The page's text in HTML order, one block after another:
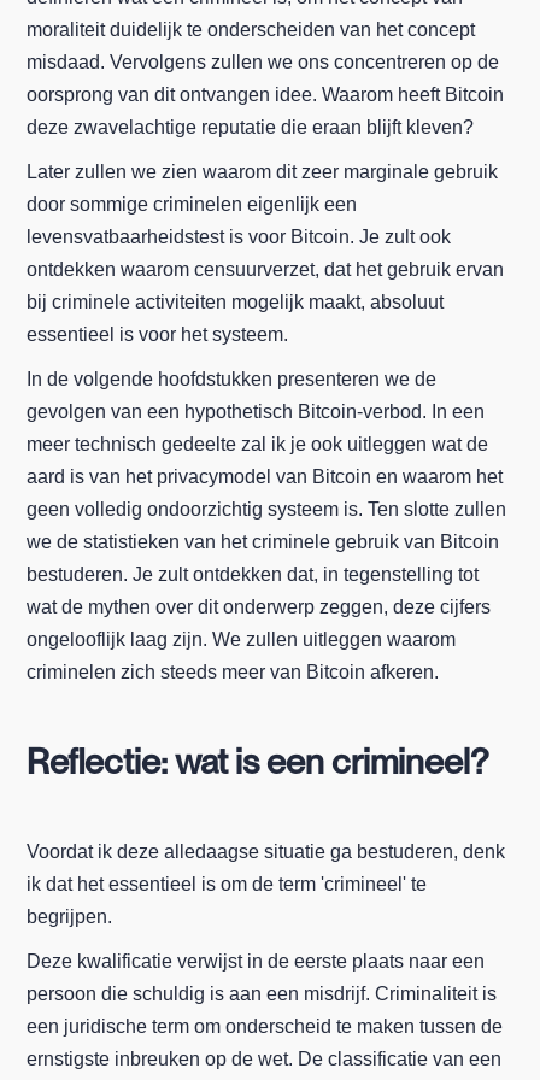
moraliteit duidelijk te onderscheiden van het concept
misdaad. Vervolgens zullen we ons concentreren op de
oorsprong van dit ontvangen idee. Waarom heeft Bitcoin
deze zwavelachtige reputatie die eraan blijft kleven?
Later zullen we zien waarom dit zeer marginale gebruik
door sommige criminelen eigenlijk een
levensvatbaarheidstest is voor Bitcoin. Je zult ook
ontdekken waarom censuurverzet, dat het gebruik ervan
bij criminele activiteiten mogelijk maakt, absoluut
essentieel is voor het systeem.
In de volgende hoofdstukken presenteren we de
gevolgen van een hypothetisch Bitcoin-verbod. In een
meer technisch gedeelte zal ik je ook uitleggen wat de
aard is van het privacymodel van Bitcoin en waarom het
geen volledig ondoorzichtig systeem is. Ten slotte zullen
we de statistieken van het criminele gebruik van Bitcoin
bestuderen. Je zult ontdekken dat, in tegenstelling tot
wat de mythen over dit onderwerp zeggen, deze cijfers
ongelooflijk laag zijn. We zullen uitleggen waarom
criminelen zich steeds meer van Bitcoin afkeren.
Reflectie: wat is een crimineel?
Voordat ik deze alledaagse situatie ga bestuderen, denk
ik dat het essentieel is om de term 'crimineel' te
begrijpen.
Deze kwalificatie verwijst in de eerste plaats naar een
persoon die schuldig is aan een misdrijf. Criminaliteit is
een juridische term om onderscheid te maken tussen de
ernstigste inbreuken op de wet. De classificatie van een